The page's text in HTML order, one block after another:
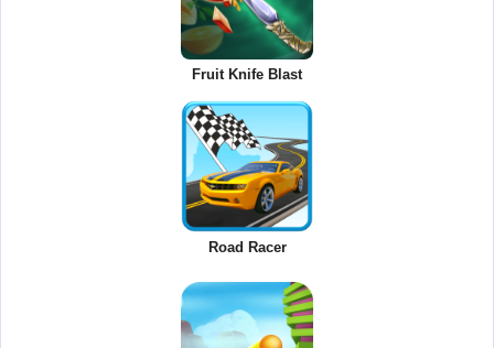
Fruit Knife Blast
Road Racer